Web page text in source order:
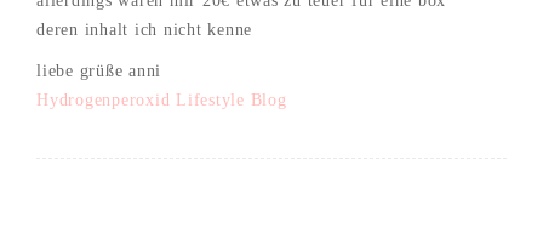
deren inhalt ich nicht kenne
liebe grüße anni
Hydrogenperoxid Lifestyle Blog